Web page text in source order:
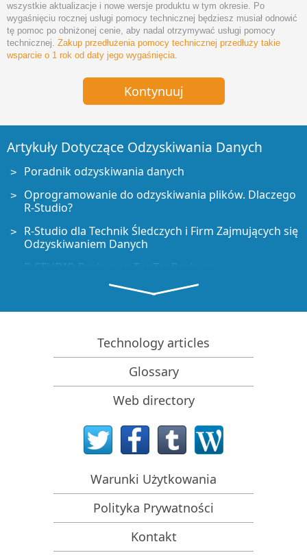
wszystkie aktualizacje i nowe wersje produktu w tym okresie. Po
wygaśnięciu rocznej usługi pomocy technicznej będziesz musiał odnowić
tę pomoc po obniżonej cenie, aby nadal otrzymywać usługi pomocy
technicznej. Zakup przedłużenia pomocy technicznej przedłuży takie
wsparcie o 1 rok od daty jego wygaśnięcia.
Artykuły Dotyczące Odzyskiwania Danych
Poradnik odzyskiwania danych
Oprogramowanie do odzyskiwania plików. Dlaczego
R-Studio?
R-Studio dla Technik Śledczych i Firm Zajmujących się
Odzyskiwaniem Danych
R-STUDIO Review on TopTenReviews
Sposób odzyskiwania plików dla dysków SSD i innych
Przewidywanie pomyślności dla typowych
przypadków odzyskiwania danych
Odzyskiwanie Nadpisanych Danych
Emergency File Recovery Using R-Studio Emergency
Prezentacja Odzyskiwania RAID
R-Studio: Odzyskiwanie danych z niedziałającego
Odzyskiwanie Plików z Komputera, Który Się Nie
Sklonuj Dyski Przed Odzyskiwaniem Plików
Technology articles
Glossary
Web directory
Warunki Użytkowania
Polityka Prywatności
Kontakt